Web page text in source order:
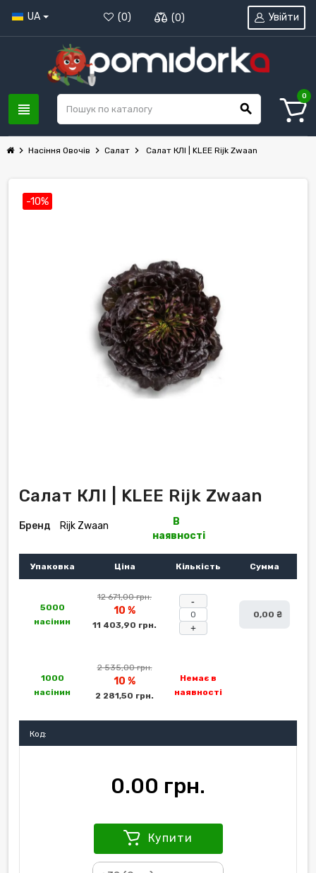
UA (0) (0)
view_headline search
Увійти
0
chevron_right Насіння Овочів chevron_right Салат chevron_right Салат КЛІ | KLEE Rijk Zwaan
-10%
Салат КЛІ | KLEE Rijk Zwaan
Бренд Rijk Zwaan
В
наявності
Упаковка Ціна Кількість Сумма
5000
насінин
12 671,00 грн.
10 %
11 403,90 грн. +
0,00 ₴
1000
насінин
2 535,00 грн.
10 %
2 281,50 грн.
Немає в
наявності
Код:
0.00 грн.
Купити